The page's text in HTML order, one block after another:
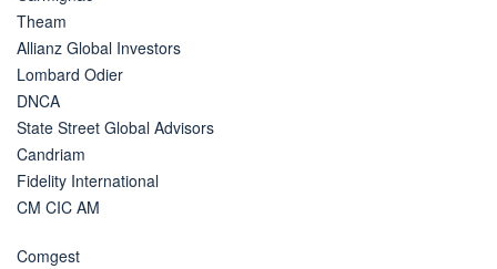
Theam
Allianz Global Investors
Lombard Odier
DNCA
State Street Global Advisors
Candriam
Fidelity International
CM CIC AM
Comgest